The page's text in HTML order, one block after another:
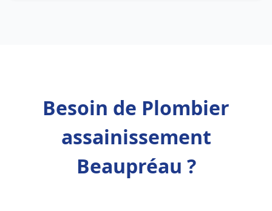
Besoin de Plombier
assainissement
Beaupréau ?